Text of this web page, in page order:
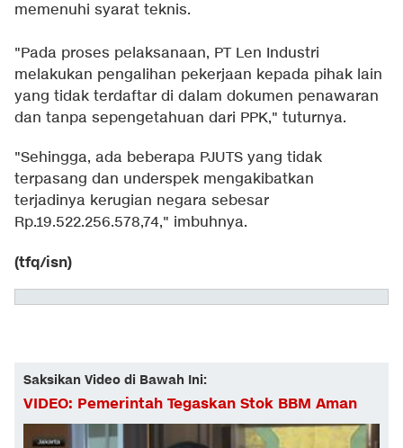
memenuhi syarat teknis.
"Pada proses pelaksanaan, PT Len Industri
melakukan pengalihan pekerjaan kepada pihak lain
yang tidak terdaftar di dalam dokumen penawaran
dan tanpa sepengetahuan dari PPK," tuturnya.
"Sehingga, ada beberapa PJUTS yang tidak
terpasang dan underspek mengakibatkan
terjadinya kerugian negara sebesar
Rp.19.522.256.578,74," imbuhnya.
(tfq/isn)
Saksikan Video di Bawah Ini:
VIDEO: Pemerintah Tegaskan Stok BBM Aman